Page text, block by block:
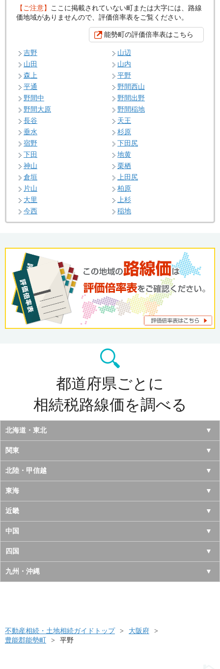
【ご注意】 ここに掲載されていない町または大字には、路線
価地域がありませんので、評価倍率表をご覧ください。
能勢町の評価倍率表はこちら
吉野
山辺
山田
山内
森上
平野
平通
野間西山
野間中
野間出野
野間大原
野間稲地
長谷
天王
垂水
杉原
宿野
下田尻
下田
地黄
神山
栗栖
倉垣
上田尻
片山
柏原
大里
上杉
今西
稲地
都道府県ごとに
相続税路線価を調べる
北海道・東北
北海道
青森県
岩手県
宮城県
秋田県
山形県
福島県
関東
東京都
神奈川県
千葉県
埼玉県
茨城県
栃木県
北陸・甲信越
山梨県
長野県
新潟県
富山県
石川県
東海
愛知県
岐阜県
三重県
静岡県
近畿
大阪府
京都府
兵庫県
和歌山県
中国
鳥取県
島根県
山口県
四国
徳島県
高知県
九州・沖縄
長崎県
不動産相続・土地相続ガイドトップ
大阪府
豊能郡能勢町
平野